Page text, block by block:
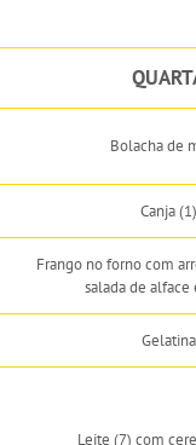
Bolacha de
Canja (1)
Frango no forno com
salada de alface
Gelatina
Leite (7) com